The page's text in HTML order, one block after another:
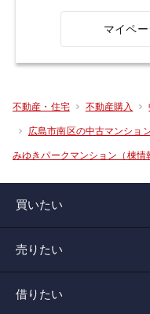
マイペ
不動産・住宅 不動産購入
広島市南区の中古マンショ
みゆきパークマンション（棟情
買いたい
売りたい
借りたい